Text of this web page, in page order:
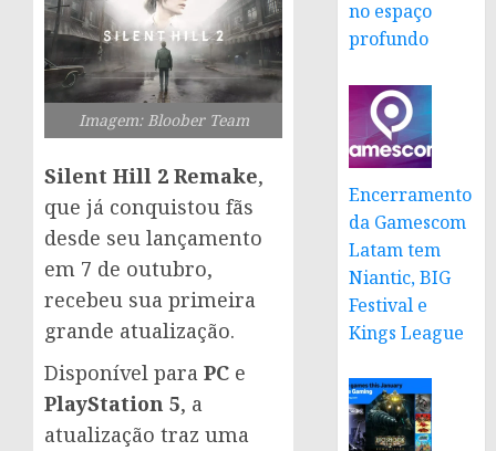
Imagem: Bloober Team
Silent Hill 2 Remake,
que já conquistou fãs
desde seu lançamento
em 7 de outubro,
recebeu sua primeira
grande atualização.
Disponível para PC e
PlayStation 5, a
atualização traz uma
no espaço
profundo
Encerramento
da Gamescom
Latam tem
Niantic, BIG
Festival e
Kings League